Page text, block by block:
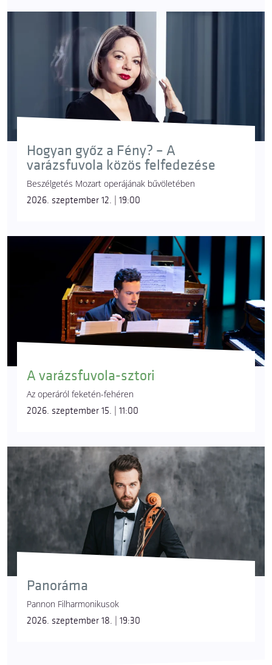
Hogyan győz a Fény? – A
varázsfuvola közös felfedezése
Beszélgetés Mozart operájának bűvöletében
2026. szeptember 12. | 19:00
A varázsfuvola-sztori
Az operáról feketén-fehéren
2026. szeptember 15. | 11:00
Panoráma
Pannon Filharmonikusok
2026. szeptember 18. | 19:30